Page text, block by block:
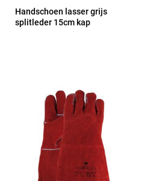
Handschoen lasser grijs
splitleder 15cm kap